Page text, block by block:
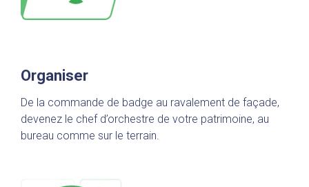
Organiser
De la commande de badge au ravalement de façade,
devenez le chef d’orchestre de votre patrimoine, au
bureau comme sur le terrain.